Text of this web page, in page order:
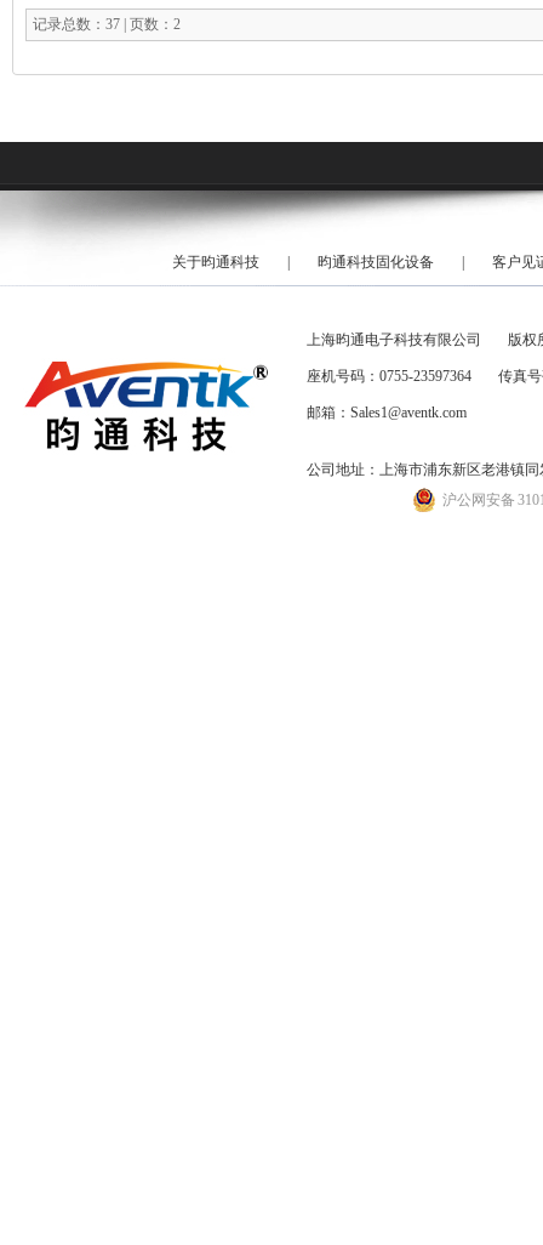
记录总数：37 | 页数：2
关于昀通科技 昀通科技固化设备 客户见
上海昀通电子科技有限公司 版权
座机号码：0755-23597364 传真号
邮箱：Sales1@aventk.com
公司地址：上海市浦东新区老港镇同
沪公网安备